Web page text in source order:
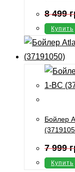
8 499
Купить
Бойлер
7 999
Купить